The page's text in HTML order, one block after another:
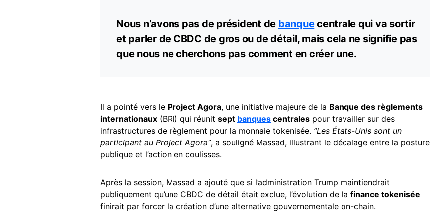
Nous n’avons pas de président de banquecentrale qui va sortir
et parler de CBDC de gros ou de détail, mais cela ne signifie pas
que nous ne cherchons pas comment en créer une.
Il a pointé vers le Project Agora, une initiative majeure de la Banque des règlements
internationaux (BRI) qui réunit sept banques centrales pour travailler sur des
infrastructures de règlement pour la monnaie tokenisée. “Les États-Unis sont un
participant au Project Agora”, a souligné Massad, illustrant le décalage entre la posture
publique et l’action en coulisses.
Après la session, Massad a ajouté que si l’administration Trump maintiendrait
publiquement qu’une CBDC de détail était exclue, l’évolution de la finance tokenisée
finirait par forcer la création d’une alternative gouvernementale on-chain.